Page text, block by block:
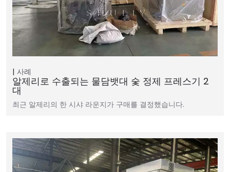
사례
알제리로 수출되는 물담뱃대 숯 정제 프레스기 2
대
최근 알제리의 한 시샤 라운지가 구매를 결정했습니다.